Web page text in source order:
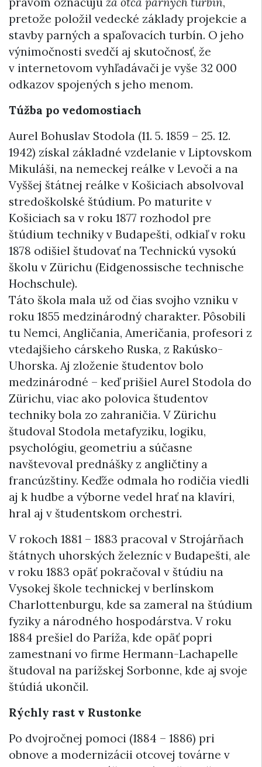
pretože položil vedecké základy projekcie a
stavby parných a spaľovacích turbín. O jeho
výnimočnosti svedčí aj skutočnosť, že
v internetovom vyhľadávači je vyše 32 000
odkazov spojených s jeho menom.
Túžba po vedomostiach
Aurel Bohuslav Stodola (11. 5. 1859 – 25. 12.
1942) získal základné vzdelanie v Liptovskom
Mikuláši, na nemeckej reálke v Levoči a na
Vyššej štátnej reálke v Košiciach absolvoval
stredoškolské štúdium. Po maturite v
Košiciach sa v roku 1877 rozhodol pre
štúdium techniky v Budapešti, odkiaľ v roku
1878 odišiel študovať na Technickú vysokú
školu v Zürichu (Eidgenossische technische
Hochschule).
Táto škola mala už od čias svojho vzniku v
roku 1855 medzinárodný charakter. Pôsobili
tu Nemci, Angličania, Američania, profesori z
vtedajšieho cárskeho Ruska, z Rakúsko-
Uhorska. Aj zloženie študentov bolo
medzinárodné – keď prišiel Aurel Stodola do
Zürichu, viac ako polovica študentov
techniky bola zo zahraničia. V Zürichu
študoval Stodola metafyziku, logiku,
psychológiu, geometriu a súčasne
navštevoval prednášky z angličtiny a
francúzštiny. Keďže odmala ho rodičia viedli
aj k hudbe a výborne vedel hrať na klavíri,
hral aj v študentskom orchestri.
V rokoch 1881 – 1883 pracoval v Strojárňach
štátnych uhorských železníc v Budapešti, ale
v roku 1883 opäť pokračoval v štúdiu na
Vysokej škole technickej v berlínskom
Charlottenburgu, kde sa zameral na štúdium
fyziky a národného hospodárstva. V roku
1884 prešiel do Paríža, kde opäť popri
zamestnaní vo firme Hermann-Lachapelle
študoval na parížskej Sorbonne, kde aj svoje
štúdiá ukončil.
Rýchly rast v Rustonke
Po dvojročnej pomoci (1884 – 1886) pri
obnove a modernizácii otcovej továrne v